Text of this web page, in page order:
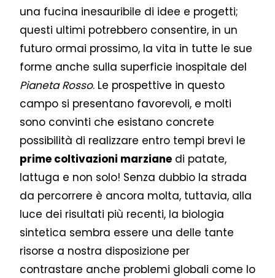
una fucina inesauribile di idee e progetti;
questi ultimi potrebbero consentire, in un
futuro ormai prossimo, la vita in tutte le sue
forme anche sulla superficie inospitale del
Pianeta Rosso. Le prospettive in questo
campo si presentano favorevoli, e molti
sono convinti che esistano concrete
possibilità di realizzare entro tempi brevi le
prime coltivazioni marziane di patate,
lattuga e non solo! Senza dubbio la strada
da percorrere è ancora molta, tuttavia, alla
luce dei risultati più recenti, la biologia
sintetica sembra essere una delle tante
risorse a nostra disposizione per
contrastare anche problemi globali come lo